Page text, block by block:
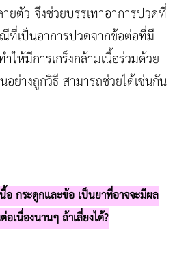
ยตัว จึงช่วยบรรเทาอาการปวดที่
ที่เป็นอาการปวดจากข้อต่อที่มี
ให้มีการเกร็งกล้ามเนื้อร่วมด้วย
ย่างถูกวิธี สามารถช่วยได้เช่นกัน
อ กระดูกและข้อ เป็นยาที่อาจจะมีผล
อเนื่องนานๆ ถ้าเลี่ยงได้?